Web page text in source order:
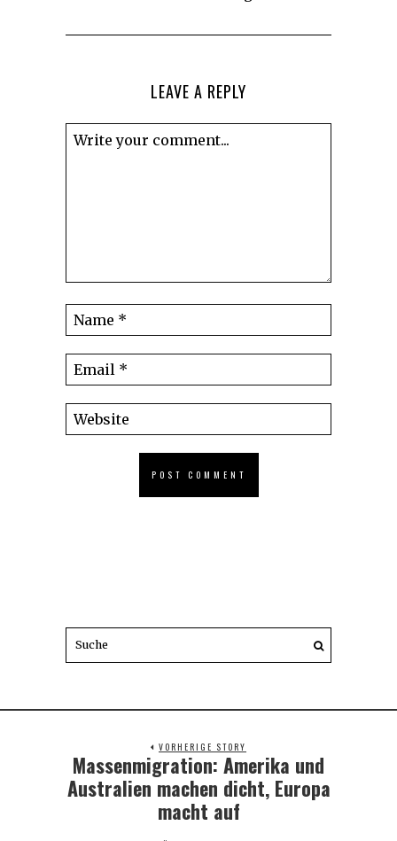
LEAVE A REPLY
VORHERIGE STORY
Previous
Massenmigration: Amerika und
Australien machen dicht, Europa
macht auf